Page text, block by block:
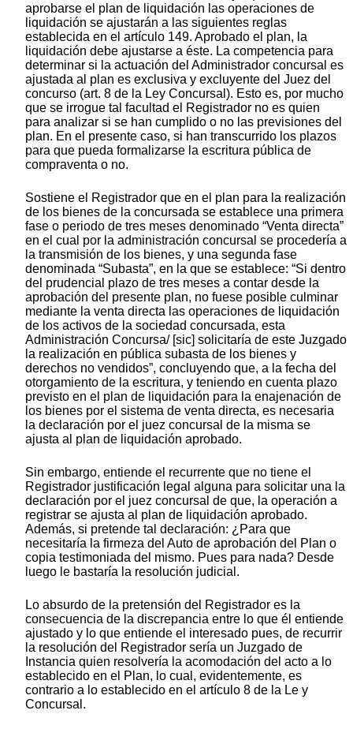
aprobarse el plan de liquidación las operaciones de
liquidación se ajustarán a las siguientes reglas
establecida en el artículo 149. Aprobado el plan, la
liquidación debe ajustarse a éste. La competencia para
determinar si la actuación del Administrador concursal es
ajustada al plan es exclusiva y excluyente del Juez del
concurso (art. 8 de la Ley Concursal). Esto es, por mucho
que se irrogue tal facultad el Registrador no es quien
para analizar si se han cumplido o no las previsiones del
plan. En el presente caso, si han transcurrido los plazos
para que pueda formalizarse la escritura pública de
compraventa o no.
Sostiene el Registrador que en el plan para la realización
de los bienes de la concursada se establece una primera
fase o periodo de tres meses denominado “Venta directa”
en el cual por la administración concursal se procedería a
la transmisión de los bienes, y una segunda fase
denominada “Subasta”, en la que se establece: “Si dentro
del prudencial plazo de tres meses a contar desde la
aprobación del presente plan, no fuese posible culminar
mediante la venta directa las operaciones de liquidación
de los activos de la sociedad concursada, esta
Administración Concursa/ [sic] solicitaría de este Juzgado
la realización en pública subasta de los bienes y
derechos no vendidos”, concluyendo que, a la fecha del
otorgamiento de la escritura, y teniendo en cuenta plazo
previsto en el plan de liquidación para la enajenación de
los bienes por el sistema de venta directa, es necesaria
la declaración por el juez concursal de la misma se
ajusta al plan de liquidación aprobado.
Sin embargo, entiende el recurrente que no tiene el
Registrador justificación legal alguna para solicitar una la
declaración por el juez concursal de que, la operación a
registrar se ajusta al plan de liquidación aprobado.
Además, si pretende tal declaración: ¿Para que
necesitaría la firmeza del Auto de aprobación del Plan o
copia testimoniada del mismo. Pues para nada? Desde
luego le bastaría la resolución judicial.
Lo absurdo de la pretensión del Registrador es la
consecuencia de la discrepancia entre lo que él entiende
ajustado y lo que entiende el interesado pues, de recurrir
la resolución del Registrador sería un Juzgado de
Instancia quien resolvería la acomodación del acto a lo
establecido en el Plan, lo cual, evidentemente, es
contrario a lo establecido en el artículo 8 de la Le y
Concursal.